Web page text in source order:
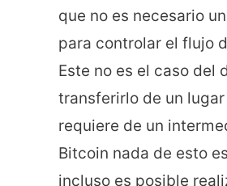
que no es necesario
para controlar el flujo
Este no es el caso del
transferirlo de un lugar
requiere de un
Bitcoin nada de esto
incluso es posible